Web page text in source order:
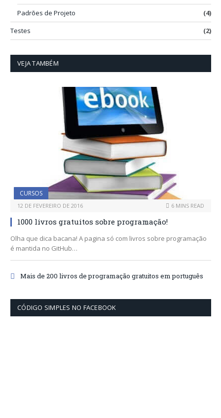
Padrões de Projeto
(4)
Testes
(2)
VEJA TAMBÉM
CURSOS
12 DE FEVEREIRO DE 2016 6 MINS READ
1000 livros gratuitos sobre programação!
Olha que dica bacana! A pagina só com livros sobre programação
é mantida no GitHub…
Mais de 200 livros de programação gratuitos em português
CÓDIGO SIMPLES NO FACEBOOK